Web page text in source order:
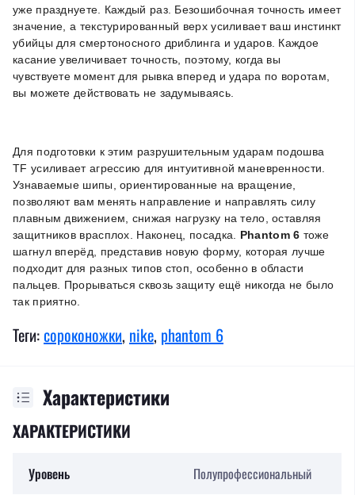
уже празднуете. Каждый раз. Безошибочная точность имеет
значение, а текстурированный верх усиливает ваш инстинкт
убийцы для смертоносного дриблинга и ударов. Каждое
касание увеличивает точность, поэтому, когда вы
чувствуете момент для рывка вперед и удара по воротам,
вы можете действовать не задумываясь.
Для подготовки к этим разрушительным ударам подошва
TF усиливает агрессию для интуитивной маневренности.
Узнаваемые шипы, ориентированные на вращение,
позволяют вам менять направление и направлять силу
плавным движением, снижая нагрузку на тело, оставляя
защитников врасплох. Наконец, посадка. Phantom 6 тоже
шагнул вперёд, представив новую форму, которая лучше
подходит для разных типов стоп, особенно в области
пальцев. Прорываться сквозь защиту ещё никогда не было
так приятно.
Теги:сороконожки, nike, phantom 6
Характеристики
ХАРАКТЕРИСТИКИ
Уровень Полупрофессиональный